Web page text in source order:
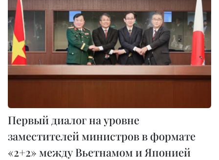
Первый диалог на уровне
заместителей министров в формате
«2+2» между Вьетнамом и Японией